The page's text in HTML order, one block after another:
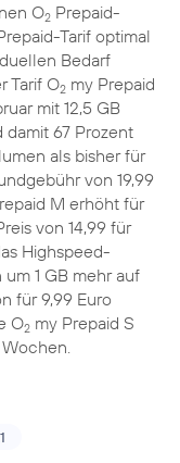
O2Prepaid-
Tarif optimal
Bedarf
Tarif O2my Prepaid
mit 12,5 GB
damit 67 Prozent
als bisher für
von 19,99
M erhöht für
von 14,99 für
Highspeed-
1 GB mehr auf
für 9,99 Euro
O2my Prepaid S